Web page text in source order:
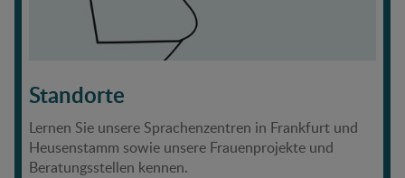
Standorte
Lernen Sie unsere Sprachenzentren in Frankfurt und
Heusenstamm sowie unsere Frauenprojekte und
Beratungsstellen kennen.